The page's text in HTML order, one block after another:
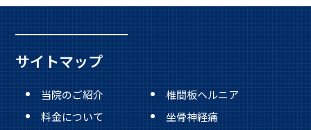
サイトマップ
当院のご紹介
料金について
椎間板ヘルニア
坐骨神経痛